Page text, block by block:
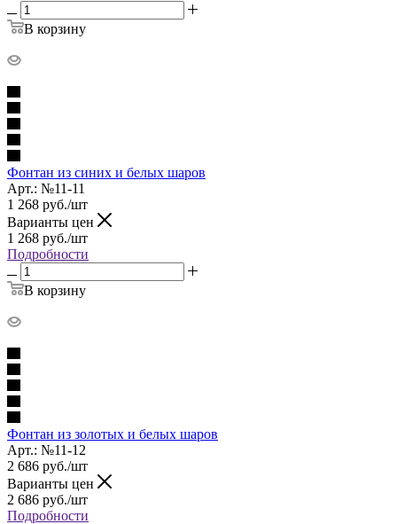
В корзину
Фонтан из синих и белых шаров
Арт.: №11-11
1 268 руб./шт
Варианты цен
1 268 руб./шт
Подробности
В корзину
Фонтан из золотых и белых шаров
Арт.: №11-12
2 686 руб./шт
Варианты цен
2 686 руб./шт
Подробности